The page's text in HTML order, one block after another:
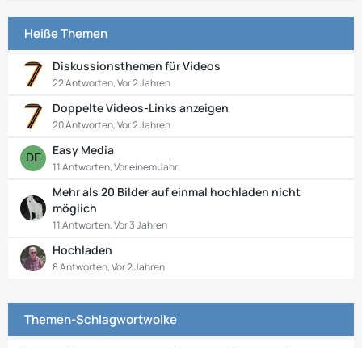
Heiße Themen
Diskussionsthemen für Videos
22 Antworten, Vor 2 Jahren
Doppelte Videos-Links anzeigen
20 Antworten, Vor 2 Jahren
Easy Media
11 Antworten, Vor einem Jahr
Mehr als 20 Bilder auf einmal hochladen nicht
möglich
11 Antworten, Vor 3 Jahren
Hochladen
8 Antworten, Vor 2 Jahren
Themen-Schlagwortwolke